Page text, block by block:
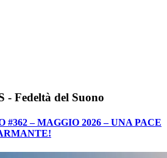
- Fedeltà del Suono
#362 – MAGGIO 2026 – UNA PACE